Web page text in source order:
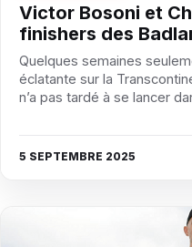
Victor Bosoni et
finishers des
Quelques semaines
éclatante sur la
n’a pas tardé à se lancer
5 SEPTEMBRE 2025